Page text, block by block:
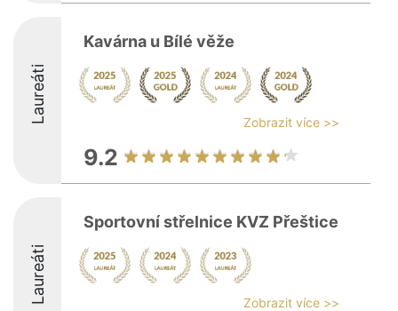
Laureáti
Kavárna u Bílé věže
Zobrazit více >>
9.2
Laureáti
Sportovní střelnice KVZ Přeštice
Zobrazit více >>